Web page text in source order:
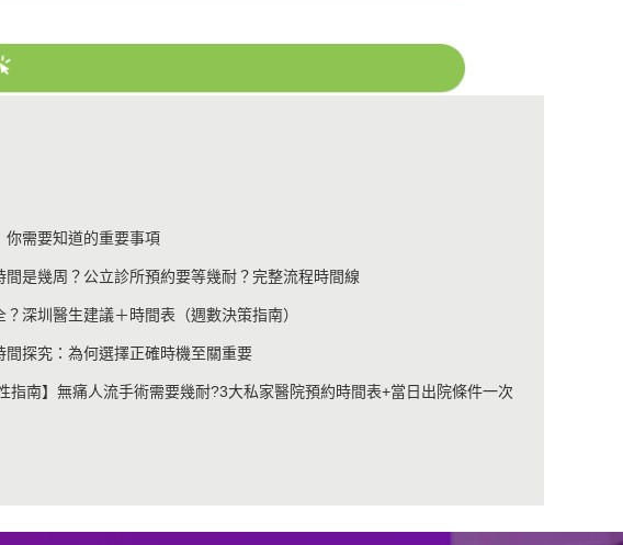
你需要知道的重要事項
間是幾周？公立診所預約要等幾耐？完整流程時間線
深圳醫生建議＋時間表（週數決策指南）
間探究：為何選擇正確時機至關重要
指南】無痛人流手術需要幾耐?3大私家醫院預約時間表+當日出院條件一次